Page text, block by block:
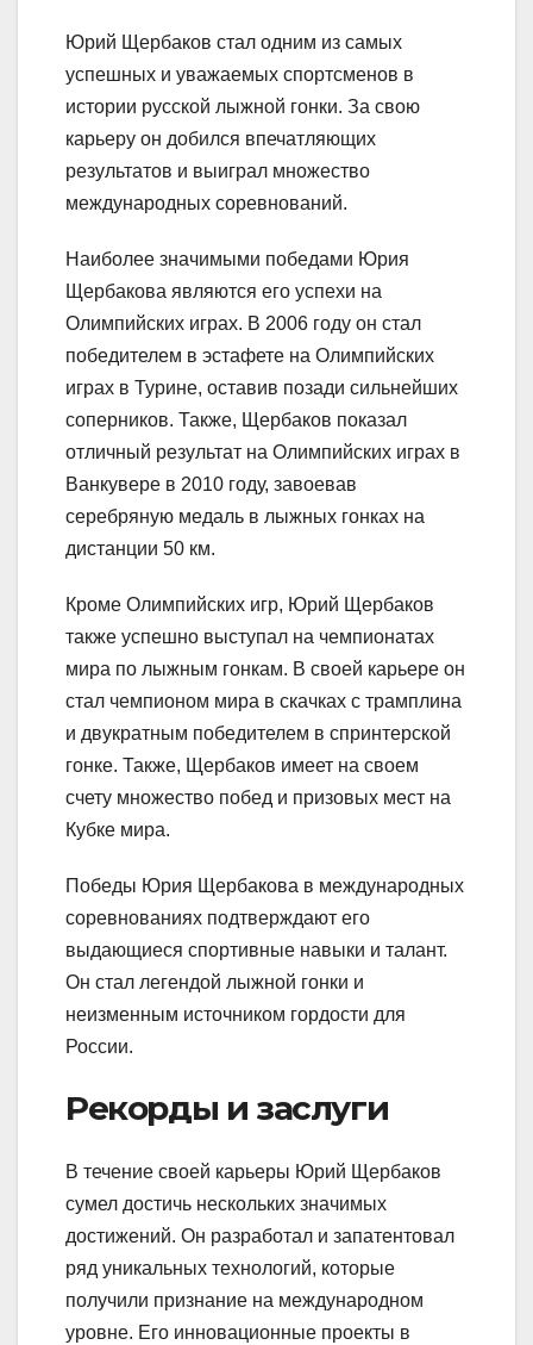
Юрий Щербаков стал одним из самых
успешных и уважаемых спортсменов в
истории русской лыжной гонки. За свою
карьеру он добился впечатляющих
результатов и выиграл множество
международных соревнований.
Наиболее значимыми победами Юрия
Щербакова являются его успехи на
Олимпийских играх. В 2006 году он стал
победителем в эстафете на Олимпийских
играх в Турине, оставив позади сильнейших
соперников. Также, Щербаков показал
отличный результат на Олимпийских играх в
Ванкувере в 2010 году, завоевав
серебряную медаль в лыжных гонках на
дистанции 50 км.
Кроме Олимпийских игр, Юрий Щербаков
также успешно выступал на чемпионатах
мира по лыжным гонкам. В своей карьере он
стал чемпионом мира в скачках с трамплина
и двукратным победителем в спринтерской
гонке. Также, Щербаков имеет на своем
счету множество побед и призовых мест на
Кубке мира.
Победы Юрия Щербакова в международных
соревнованиях подтверждают его
выдающиеся спортивные навыки и талант.
Он стал легендой лыжной гонки и
неизменным источником гордости для
России.
Рекорды и заслуги
В течение своей карьеры Юрий Щербаков
сумел достичь нескольких значимых
достижений. Он разработал и запатентовал
ряд уникальных технологий, которые
получили признание на международном
уровне. Его инновационные проекты в